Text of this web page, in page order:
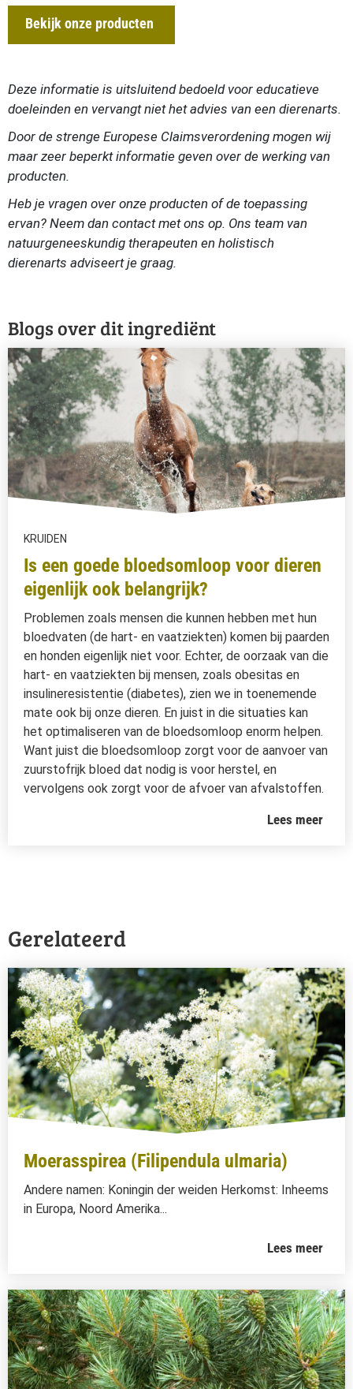
Bekijk onze producten
Deze informatie is uitsluitend bedoeld voor educatieve
doeleinden en vervangt niet het advies van een dierenarts.
Door de strenge Europese Claimsverordening mogen wij
maar zeer beperkt informatie geven over de werking van
producten.
Heb je vragen over onze producten of de toepassing
ervan? Neem dan contact met ons op. Ons team van
natuurgeneeskundig therapeuten en holistisch
dierenarts adviseert je graag.
Blogs over dit ingrediënt
KRUIDEN
Is een goede bloedsomloop voor dieren
eigenlijk ook belangrijk?
Problemen zoals mensen die kunnen hebben met hun
bloedvaten (de hart- en vaatziekten) komen bij paarden
en honden eigenlijk niet voor. Echter, de oorzaak van die
hart- en vaatziekten bij mensen, zoals obesitas en
insulineresistentie (diabetes), zien we in toenemende
mate ook bij onze dieren. En juist in die situaties kan
het optimaliseren van de bloedsomloop enorm helpen.
Want juist die bloedsomloop zorgt voor de aanvoer van
zuurstofrijk bloed dat nodig is voor herstel, en
vervolgens ook zorgt voor de afvoer van afvalstoffen.
Lees meer
Gerelateerd
Moerasspirea (Filipendula ulmaria)
Andere namen: Koningin der weiden Herkomst: Inheems
in Europa, Noord Amerika...
Lees meer